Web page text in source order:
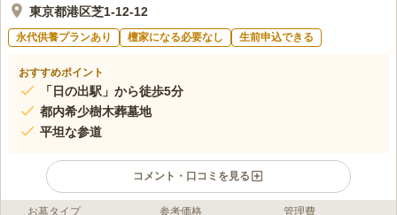
東京都港区芝1-12-12
永代供養プランあり 檀家になる必要なし 生前申込できる
おすすめポイント
「日の出駅」から徒歩5分
都内希少樹木葬墓地
平坦な参道
コメント・口コミを見る
お墓タイプ 参考価格 管理費